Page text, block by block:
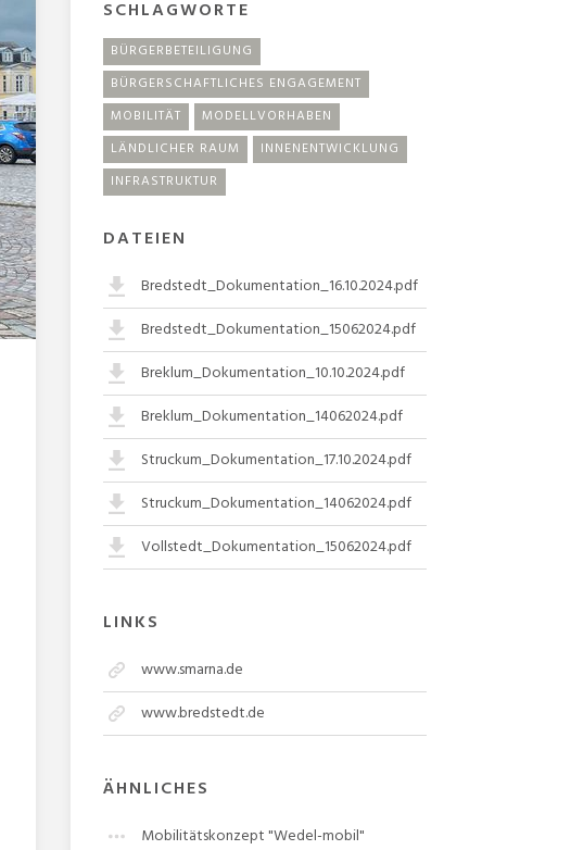
SCHLAGWORTE
BÜRGERBETEILIGUNG
BÜRGERSCHAFTLICHES ENGAGEMENT
MOBILITÄT
MODELLVORHABEN
LÄNDLICHER RAUM
INNENENTWICKLUNG
INFRASTRUKTUR
DATEIEN
Bredstedt_Dokumentation_16.10.2024.pdf
Bredstedt_Dokumentation_15062024.pdf
Breklum_Dokumentation_10.10.2024.pdf
Breklum_Dokumentation_14062024.pdf
Struckum_Dokumentation_17.10.2024.pdf
Struckum_Dokumentation_14062024.pdf
Vollstedt_Dokumentation_15062024.pdf
LINKS
www.smarna.de
www.bredstedt.de
ÄHNLICHES
Mobilitätskonzept "Wedel-mobil"